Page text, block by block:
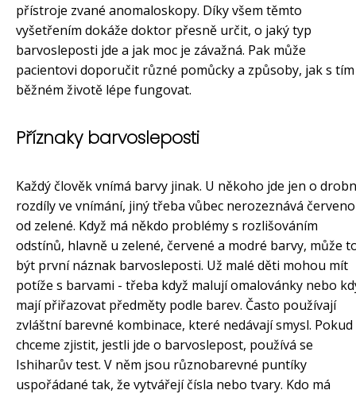
přístroje zvané anomaloskopy. Díky všem těmto
vyšetřením dokáže doktor přesně určit, o jaký typ
barvosleposti jde a jak moc je závažná. Pak může
pacientovi doporučit různé pomůcky a způsoby, jak s
běžném životě lépe fungovat.
Příznaky barvosleposti
Každý člověk vnímá barvy jinak. U někoho jde jen o
rozdíly ve vnímání, jiný třeba vůbec nerozeznává
od zelené. Když má někdo problémy s rozlišováním
odstínů, hlavně u zelené, červené a modré barvy, může
být první náznak barvosleposti. Už malé děti mohou mít
potíže s barvami - třeba když malují omalovánky nebo
mají přiřazovat předměty podle barev. Často používají
zvláštní barevné kombinace, které nedávají smysl. Pokud
chceme zjistit, jestli jde o barvoslepost, používá se
Ishiharův test. V něm jsou různobarevné puntíky
uspořádané tak, že vytvářejí čísla nebo tvary. Kdo má